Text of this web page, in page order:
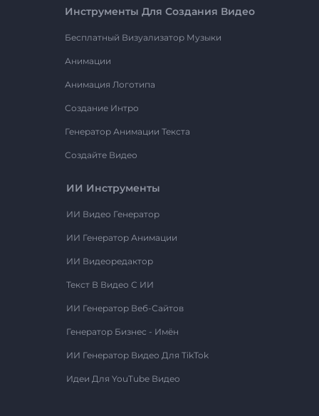
Инструменты Для Создания Видео
Бесплатный Визуализатор Музыки
Анимации
Анимация Логотипа
Создание Интро
Генератор Анимации Текста
Создайте Видео
ИИ Инструменты
ИИ Видео Генератор
ИИ Генератор Анимации
ИИ Видеоредактор
Текст В Видео С ИИ
ИИ Генератор Веб-Сайтов
Генератор Бизнес - Имён
ИИ Генератор Видео Для TikTok
Идеи Для YouTube Видео